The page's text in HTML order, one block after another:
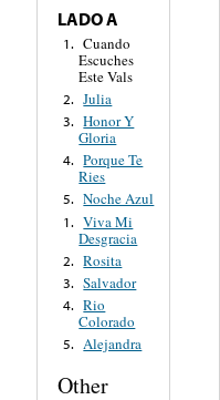
LADO A
1. Cuando
Escuches
Este Vals
2. Julia
3. Honor Y
Gloria
4. Porque Te
Ries
5. Noche Azul
1. Viva Mi
Desgracia
2. Rosita
3. Salvador
4. Rio
Colorado
5. Alejandra
Other